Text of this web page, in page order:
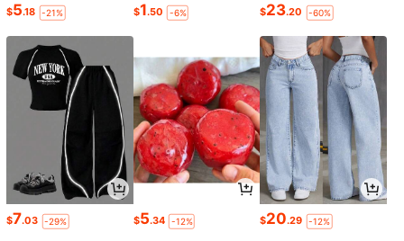
$5.18 -21% $1.50 -6% $23.20 -60%
$7.03 -29% $5.34 -12% $20.29 -12%